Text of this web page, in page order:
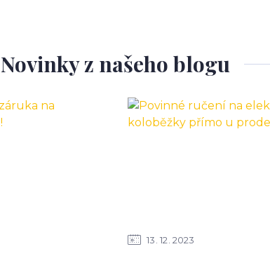
Novinky z našeho blogu
13 12 2023